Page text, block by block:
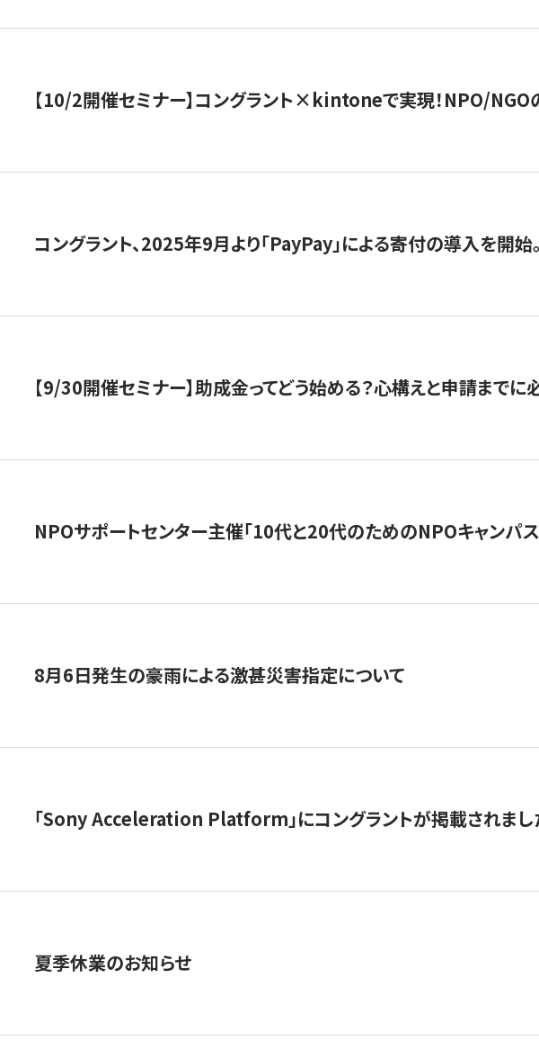
【10/2開催セミナー】コングラント×kintoneで実現！NPO/NGO
コングラント、2025年9月より「PayPay」による寄付の導入を開始
【9/30開催セミナー】助成金ってどう始める？心構えと申請まで
NPOサポートセンター主催「10代と20代のためのNPOキャンパ
8月6日発生の豪雨による激甚災害指定について
「Sony Acceleration Platform」にコングラントが掲載されまし
夏季休業のお知らせ